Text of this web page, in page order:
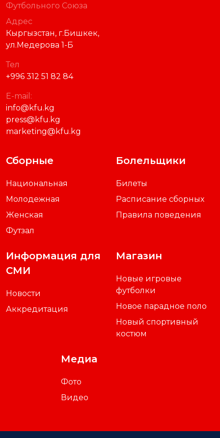
Футбольного Союза
Адрес
Кыргызстан, г.Бишкек,
ул.Медерова 1-Б
Тел
+996 312 51 82 84
E-mail:
info@kfu.kg
press@kfu.kg
marketing@kfu.kg
Сборные
Национальная
Молодежная
Женская
Футзал
Болельщики
Билеты
Расписание сборных
Правила поведения
Информация для
СМИ
Новости
Аккредитация
Магазин
Новые игровые
футболки
Новое парадное поло
Новый спортивный
костюм
Медиа
Фото
Видео